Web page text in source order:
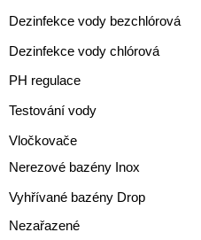
Dezinfekce vody bezchlórová
Dezinfekce vody chlórová
PH regulace
Testování vody
Vločkovače
Nerezové bazény Inox
Vyhřívané bazény Drop
Nezařazené